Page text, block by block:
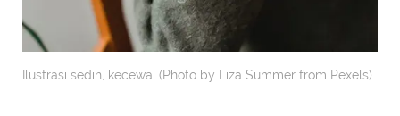
Ilustrasi sedih, kecewa. (Photo by Liza Summer from Pexels)